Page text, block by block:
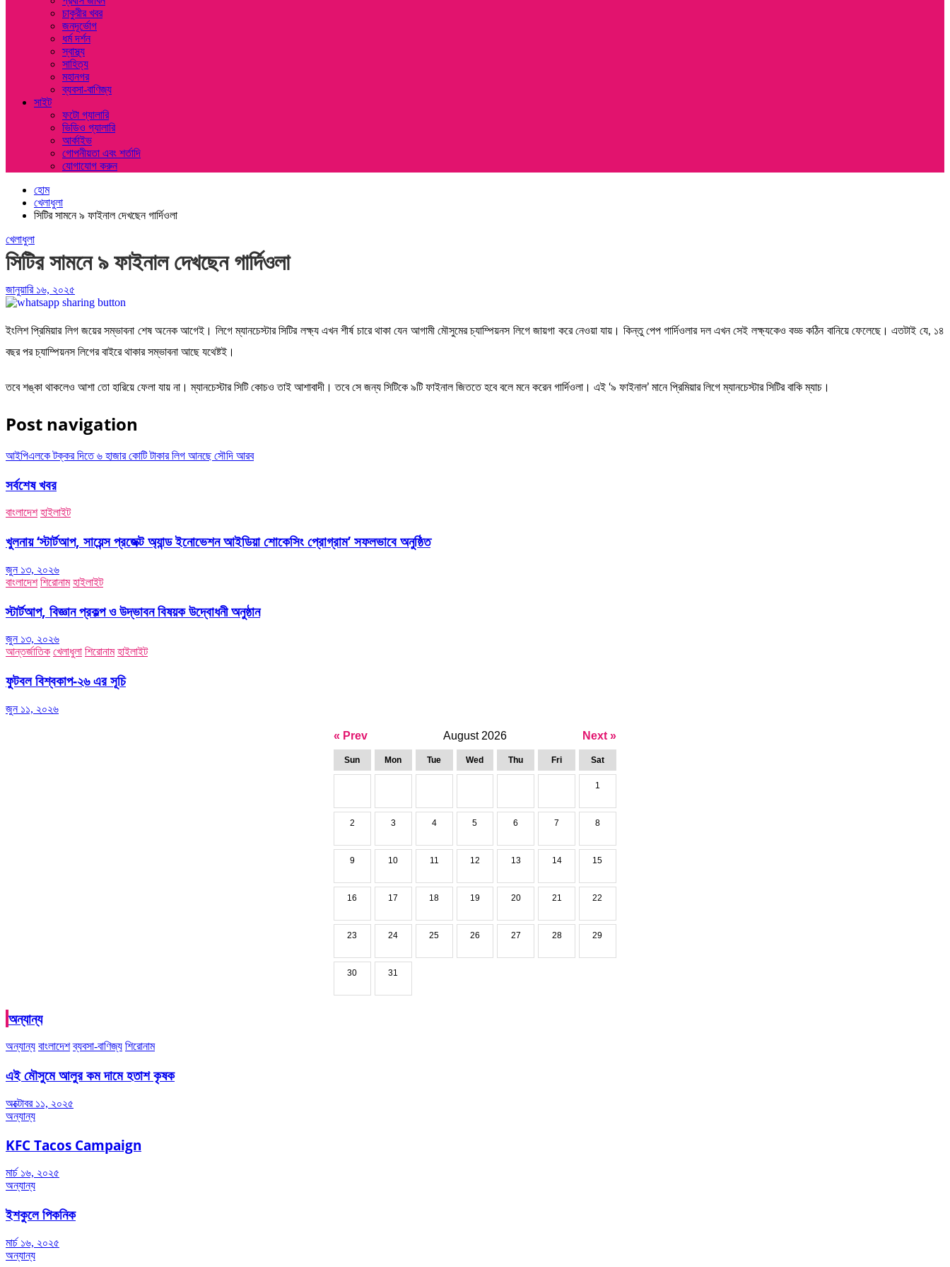
চাকুরীর খবর
জনদূর্ভোগ
ধর্ম দর্শন
স্বাস্থ্য
সাহিত্য
মহানগর
ব্যবসা-বাণিজ্য
সাইট
ফটো গ্যালারি
ভিডিও গ্যালারি
আর্কাইভ
গোপনীয়তা এবং শর্তাদি
যোগাযোগ করুন
হোম
খেলাধুলা
সিটির সামনে ৯ ফাইনাল দেখছেন গার্দিওলা
খেলাধুলা
সিটির সামনে ৯ ফাইনাল দেখছেন গার্দিওলা
জানুয়ারি ১৬, ২০২৫
ইংলিশ প্রিমিয়ার লিগ জয়ের সম্ভাবনা শেষ অনেক আগেই। লিগে ম্যানচেস্টার সিটির লক্ষ্য এখন শীর্ষ চারে থাকা যেন আগামী মৌসুমের চ্যাম্পিয়নস লিগে জায়গা করে নেওয়া যায়। কিন্তু পেপ গার্দিওলার দল এখন সেই লক্ষ্যকেও বড্ড কঠিন বানিয়ে ফেলেছে। এতটাই যে, ১৪
বছর পর চ্যাম্পিয়নস লিগের বাইরে থাকার সম্ভাবনা আছে যথেষ্টই।
তবে শঙ্কা থাকলেও আশা তো হারিয়ে ফেলা যায় না। ম্যানচেস্টার সিটি কোচও তাই আশাবাদী। তবে সে জন্য সিটিকে ৯টি ফাইনাল জিততে হবে বলে মনে করেন গার্দিওলা। এই ‘৯ ফাইনাল’ মানে প্রিমিয়ার লিগে ম্যানচেস্টার সিটির বাকি ম্যাচ।
Post navigation
আইপিএলকে টক্কর দিতে ৬ হাজার কোটি টাকার লিগ আনছে সৌদি আরব
সর্বশেষ খবর
বাংলাদেশ হাইলাইট
খুলনায় ‘স্টার্টআপ, সায়েন্স প্রজেক্ট অ্যান্ড ইনোভেশন আইডিয়া শোকেসিং প্রোগ্রাম’ সফলভাবে অনুষ্ঠিত
জুন ১৩, ২০২৬
বাংলাদেশ শিরোনাম হাইলাইট
স্টার্টআপ, বিজ্ঞান প্রকল্প ও উদ্ভাবন বিষয়ক উদ্বোধনী অনুষ্ঠান
জুন ১৩, ২০২৬
আন্তর্জাতিক খেলাধুলা শিরোনাম হাইলাইট
ফুটবল বিশ্বকাপ-২৬ এর সূচি
জুন ১১, ২০২৬
« Prev August 2026 Next »
Sun Mon Tue Wed Thu Fri Sat
1
2 3 4 5 6 7 8
9 10 11 12 13 14 15
16 17 18 19 20 21 22
23 24 25 26 27 28 29
30 31
অন্যান্য
অন্যান্য বাংলাদেশ ব্যবসা-বাণিজ্য শিরোনাম
এই মৌসুমে আলুর কম দামে হতাশ কৃষক
অক্টোবর ১১, ২০২৫
অন্যান্য
KFC Tacos Campaign
মার্চ ১৬, ২০২৫
অন্যান্য
ইশকুলে পিকনিক
মার্চ ১৬, ২০২৫
অন্যান্য